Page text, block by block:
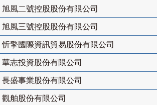
旭風二號控股股份有限公司
旭風三號控股股份有限公司
忻擎國際資訊貿易股份有限公司
華志投資股份有限公司
長盛事業股份有限公司
觀舶股份有限公司